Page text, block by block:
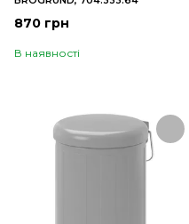
870 грн
В наявності